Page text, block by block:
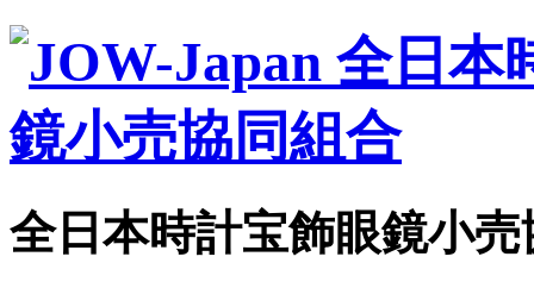
全日本時計宝飾眼鏡小